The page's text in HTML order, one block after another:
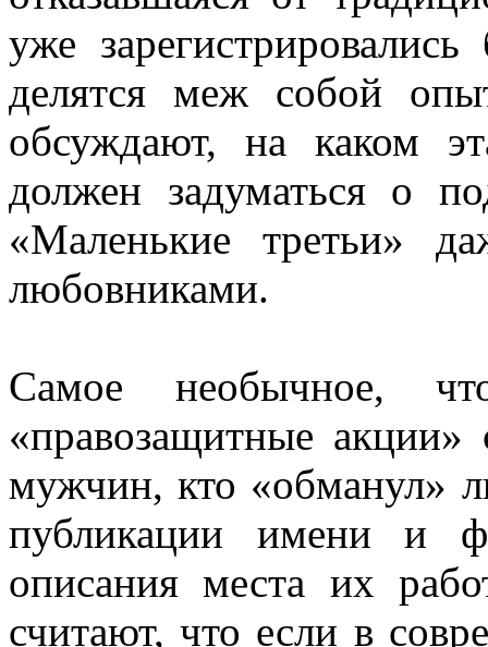
уже
делятся меж собой
обсуждают, на каком
должен задуматься о
«Маленькие третьи»
любовниками.
Самое необычное,
«правозащитные акции»
мужчин, кто «обманул»
публикации имени и
описания места их
считают, что если в